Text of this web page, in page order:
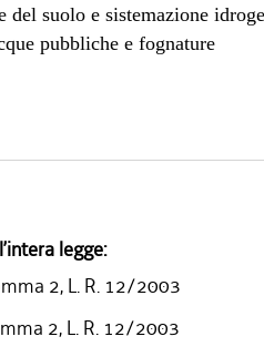
del suolo e sistemazione
pubbliche e fognature
legge:
2, L. R. 12/2003
2, L. R. 12/2003